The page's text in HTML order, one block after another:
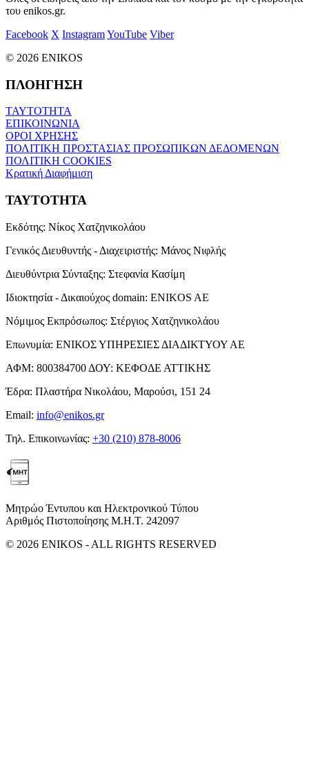
του enikos.gr.
Facebook X InstagramYouTube Viber
© 2026 ENIKOS
ΠΛΟΗΓΗΣΗ
ΤΑΥΤΟΤΗΤΑ
ΕΠΙΚΟΙΝΩΝΙΑ
ΟΡΟΙ ΧΡΗΣΗΣ
ΠΟΛΙΤΙΚΗ ΠΡΟΣΤΑΣΙΑΣ ΠΡΟΣΩΠΙΚΩΝ ΔΕΔΟΜΕΝΩΝ
ΠΟΛΙΤΙΚΗ COOKIES
Κρατική Διαφήμιση
ΤΑΥΤΟΤΗΤΑ
Εκδότης: Νίκος Χατζηνικολάου
Γενικός Διευθυντής - Διαχειριστής: Μάνος Νιφλής
Διευθύντρια Σύνταξης: Στεφανία Κασίμη
Ιδιοκτησία - Δικαιούχος domain: ENIKOS AE
Νόμιμος Εκπρόσωπος: Στέργιος Χατζηνικολάου
Επωνυμία: ΕΝΙΚΟΣ ΥΠΗΡΕΣΙΕΣ ΔΙΑΔΙΚΤΥΟΥ ΑΕ
ΑΦΜ: 800384700 ΔΟΥ: ΚΕΦΟΔΕ ΑΤΤΙΚΗΣ
Έδρα: Πλαστήρα Νικολάου, Μαρούσι, 151 24
Email: info@enikos.gr
Τηλ. Επικοινωνίας: +30 (210) 878-8006
Μητρώο Έντυπου και Ηλεκτρονικού Τύπου
Αριθμός Πιστοποίησης Μ.Η.Τ. 242097
© 2026 ENIKOS - ALL RIGHTS RESERVED